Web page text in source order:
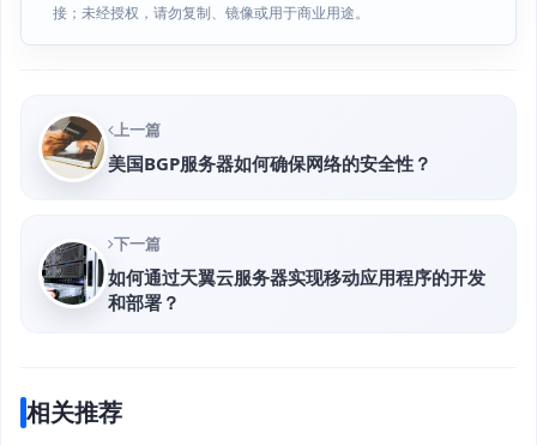
接；未经授权，请勿复制、镜像或用于商业用途。
上一篇
美国BGP服务器如何确保网络的安全性？
下一篇
如何通过天翼云服务器实现移动应用程序的开发
和部署？
相关推荐